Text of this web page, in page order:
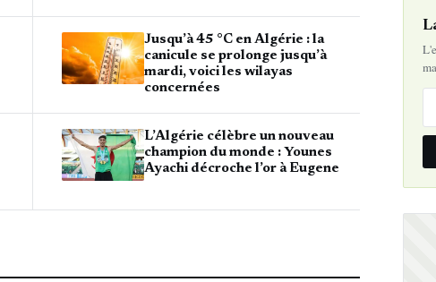
Jusqu’à 45 °C en Algérie : la
canicule se prolonge jusqu’à
mardi, voici les wilayas
concernées
L’Algérie célèbre un nouveau
champion du monde : Younes
Ayachi décroche l’or à Eugene